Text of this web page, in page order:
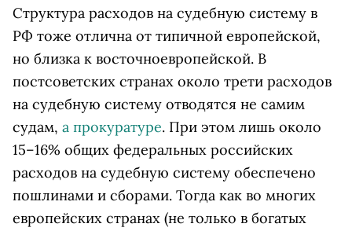
Структура расходов на судебную систему в
РФ тоже отлична от типичной европейской,
но близка к восточноевропейской. В
постсоветских странах около трети расходов
на судебную систему отводятся не самим
судам, а прокуратуре. При этом лишь около
15–16% общих федеральных российских
расходов на судебную систему обеспечено
пошлинами и сборами. Тогда как во многих
европейских странах (не только в богатых